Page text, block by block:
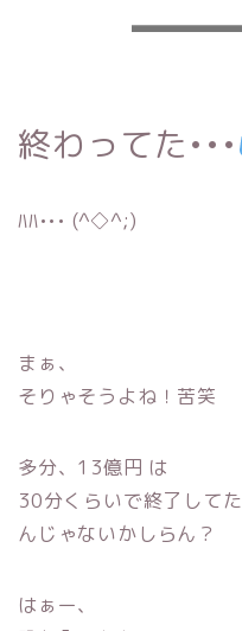
終わってた•••
ﾊﾊ••• (^◇^;)
まぁ、
そりゃそうよね！苦笑
多分、13億円 は
30分くらいで終了してた
んじゃないかしらん？
はぁー、